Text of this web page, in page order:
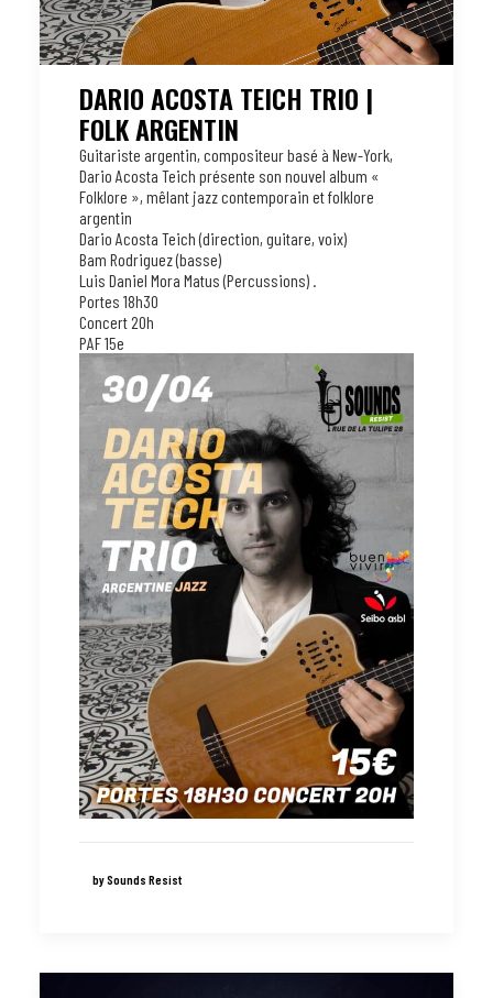
DARIO ACOSTA TEICH TRIO |
FOLK ARGENTIN
Guitariste argentin, compositeur basé à New-York,
Dario Acosta Teich présente son nouvel album «
Folklore », mêlant jazz contemporain et folklore
argentin
Dario Acosta Teich (direction, guitare, voix)
Bam Rodriguez (basse)
Luis Daniel Mora Matus (Percussions) .
Portes 18h30
Concert 20h
PAF 15e
by Sounds Resist